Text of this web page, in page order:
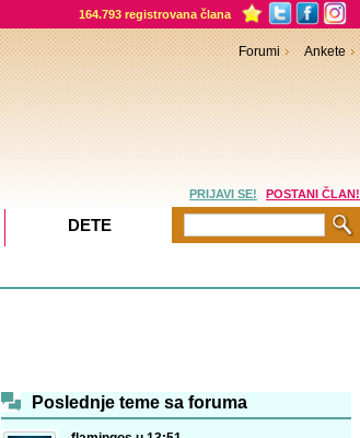
164.793 registrovana člana
Poslednje teme sa foruma
Forumi Ankete
PRIJAVI SE! POSTANI ČLAN!
DETE